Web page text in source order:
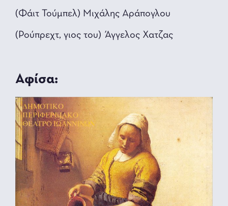
(Φάιτ Τούμπελ) Μιχάλης Αράπογλου
(Ρούπρεχτ, γιος του) Άγγελος Χατζας
Αφίσα: